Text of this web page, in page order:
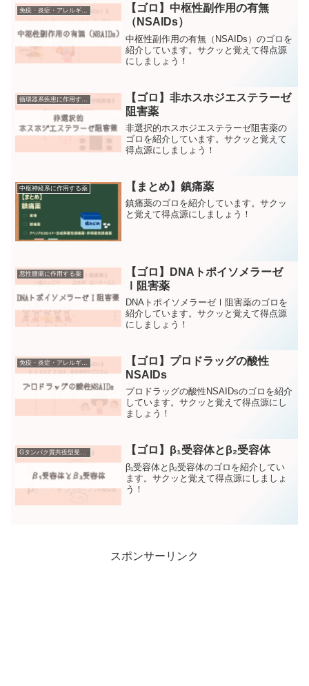
【ゴロ】中枢性副作用の有無
（NSAIDs）
中枢性副作用の有無（NSAIDs）のゴロを
紹介しています。サクッと覚えて得点源
にしましょう！
【ゴロ】非ホスホジエステラーゼ
阻害薬
非選択的ホスホジエステラーゼ阻害薬の
ゴロを紹介しています。サクッと覚えて
得点源にしましょう！
中枢神経系に作用する薬 【まとめ】鎮痛薬
鎮痛薬のゴロを紹介しています。サクッ
と覚えて得点源にしましょう！
悪性腫瘍に作用する薬
【ゴロ】DNAトポイソメラーゼ
Ⅰ阻害薬
DNAトポイソメラーゼⅠ阻害薬のゴロを
紹介しています。サクッと覚えて得点源
にしましょう！
免疫・炎症・アレルギー疾患に作用する薬
【ゴロ】プロドラッグの酸性
NSAIDs
プロドラッグの酸性NSAIDsのゴロを紹介
しています。サクッと覚えて得点源にし
ましょう！
【ゴロ】β₁受容体とβ₂受容体
β₁受容体とβ₂受容体のゴロを紹介してい
ます。サクッと覚えて得点源にしましょ
う！
スポンサーリンク